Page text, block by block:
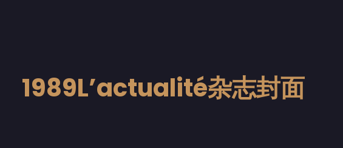
1989L’actualité杂志封面